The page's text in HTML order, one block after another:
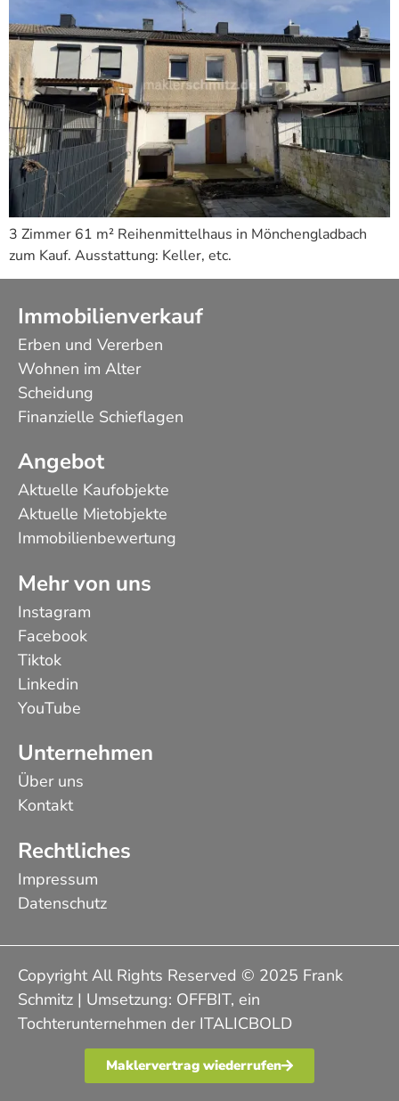
3 Zimmer 61 m² Reihenmittelhaus in Mönchengladbach
zum Kauf. Ausstattung: Keller, etc.
Immobilienverkauf
Erben und Vererben
Wohnen im Alter
Scheidung
Finanzielle Schieflagen
Angebot
Aktuelle Kaufobjekte
Aktuelle Mietobjekte
Immobilienbewertung
Mehr von uns
Instagram
Facebook
Tiktok
Linkedin
YouTube
Unternehmen
Über uns
Kontakt
Rechtliches
Impressum
Datenschutz
Copyright All Rights Reserved © 2025 Frank
Schmitz | Umsetzung: OFFBIT, ein
Tochterunternehmen der ITALICBOLD
Maklervertrag wiederrufen